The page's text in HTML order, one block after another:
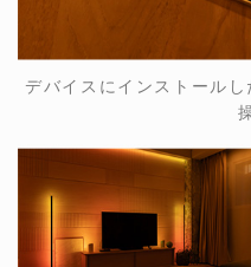
デバイスにインストール